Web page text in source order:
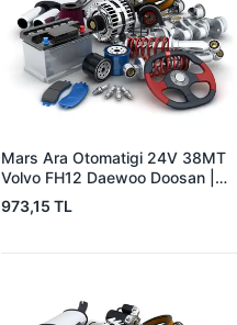
Mars Ara Otomatigi 24V 38MT
Volvo FH12 Daewoo Doosan |
ZM 4409 | OEM 10512097
973,15 TL